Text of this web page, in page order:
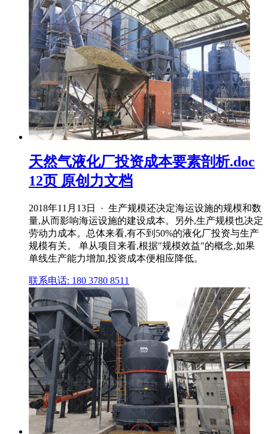
天然气液化厂投资成本要素剖析.doc
12页 原创力文档
2018年11月13日 · 生产规模还决定海运设施的规模和数
量,从而影响海运设施的建设成本。另外,生产规模也决定
劳动力成本。总体来看,有不到50%的液化厂投资与生产
规模有关。 单从项目来看,根据"规模效益"的概念,如果
单线生产能力增加,投资成本便相应降低。
联系电话: 180 3780 8511